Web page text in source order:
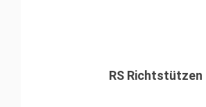
RS Richtstützen